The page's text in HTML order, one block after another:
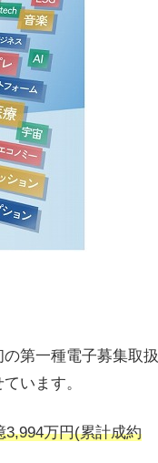
第一種電子募集取扱
います。
3,994万円(累計成約